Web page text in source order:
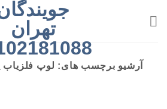
تهران
آرشیو برچسب های: لوپ فلزیاب